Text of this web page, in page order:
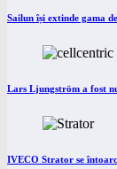
Sailun își extinde gama
Lars Ljungström a fost
IVECO Strator se